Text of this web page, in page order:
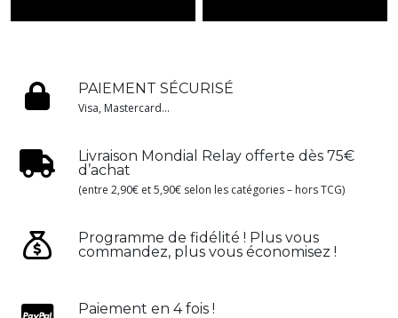
PAIEMENT SÉCURISÉ
Visa, Mastercard...
Livraison Mondial Relay offerte dès 75€
d’achat
(entre 2,90€ et 5,90€ selon les catégories – hors TCG)
Programme de fidélité ! Plus vous
commandez, plus vous économisez !
Paiement en 4 fois !